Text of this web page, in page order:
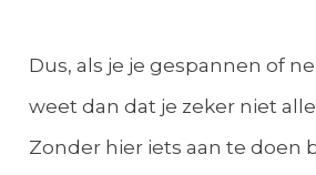
Dus, als je je gespannen of
weet dan dat je zeker niet
Zonder hier iets aan te doen